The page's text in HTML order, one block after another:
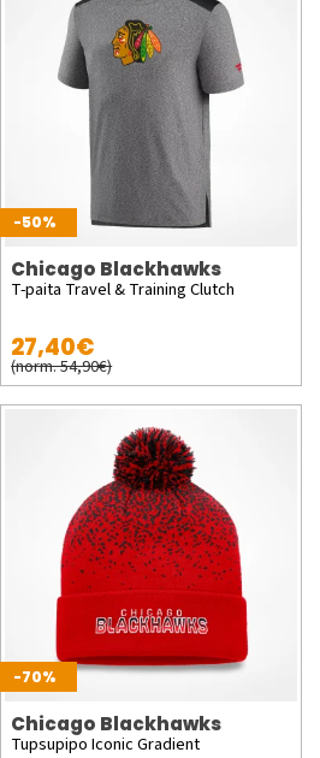
-50%
Chicago Blackhawks
T-paita Travel & Training Clutch
27,40€
(norm. 54,90€)
-70%
Chicago Blackhawks
Tupsupipo Iconic Gradient